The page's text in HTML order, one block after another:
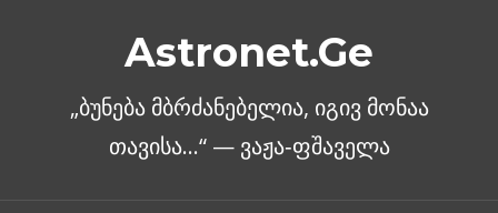
Astronet.Ge